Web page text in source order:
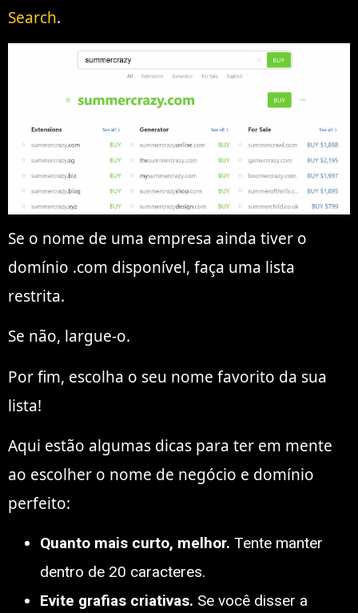
Search.
Se o nome de uma empresa ainda tiver o
domínio .com disponível, faça uma lista
restrita.
Se não, largue-o.
Por fim, escolha o seu nome favorito da sua
lista!
Aqui estão algumas dicas para ter em mente
ao escolher o nome de negócio e domínio
perfeito:
Quanto mais curto, melhor. Tente manter
dentro de 20 caracteres.
Evite grafias criativas. Se você disser a